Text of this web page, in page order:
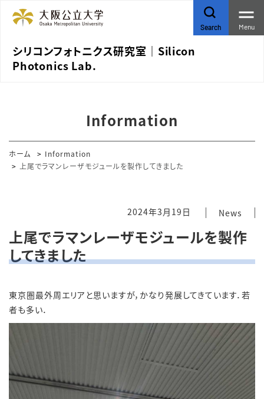
シリコンフォトニクス研究室｜Silicon
Photonics Lab.
Search Menu
Information
ホーム
Information
上尾でラマンレーザモジュールを製作してきました
2024年3月19日 News
上尾でラマンレーザモジュールを製作
してきました
東京圏最外周エリアと思いますが，かなり発展してきています．若
者も多い．